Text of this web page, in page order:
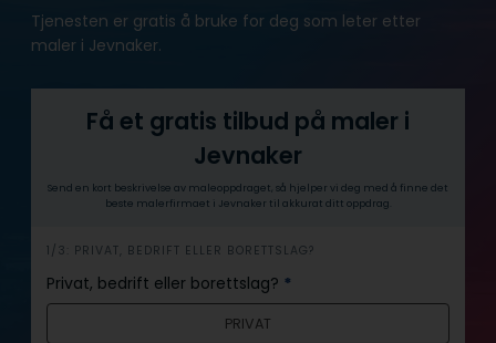
Tjenesten er gratis å bruke for deg som leter etter
maler i Jevnaker.
Få et gratis tilbud på maler i
Jevnaker
Send en kort beskrivelse av maleoppdraget, så hjelper vi deg med å finne det
beste malerfirmaet i Jevnaker til akkurat ditt oppdrag.
h
e
r
1/3: PRIVAT, BEDRIFT ELLER BORETTSLAG?
Privat, bedrift eller borettslag? *
PRIVAT